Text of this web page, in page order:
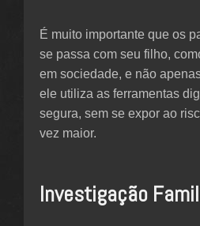
É muito importante que os
se passa com seu filho,
em sociedade, e não
ele utiliza as ferramentas
segura, sem se expor ao
vez maior.
Investigação